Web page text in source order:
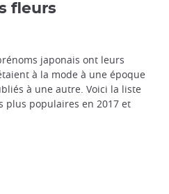
fleurs
japonais ont leurs
à la mode à une époque
à une autre. Voici la liste
plus populaires en 2017 et